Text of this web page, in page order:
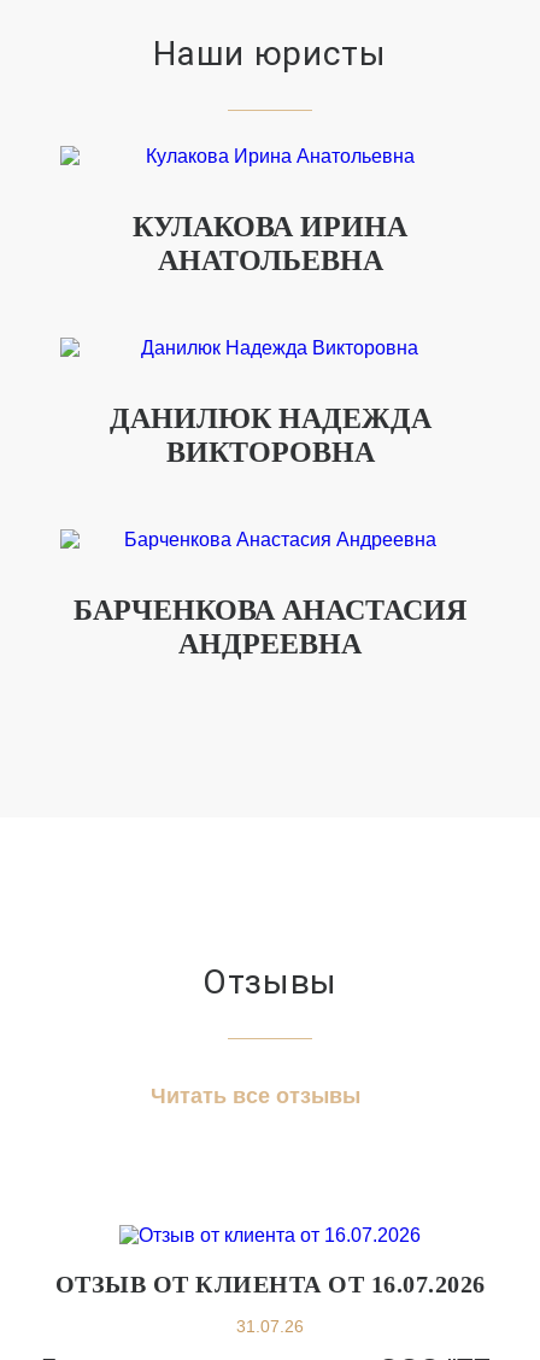
Наши юристы
КУЛАКОВА ИРИНА
АНАТОЛЬЕВНА
ДАНИЛЮК НАДЕЖДА
ВИКТОРОВНА
БАРЧЕНКОВА АНАСТАСИЯ
АНДРЕЕВНА
Отзывы
Читать все отзывы
ОТЗЫВ ОТ КЛИЕНТА ОТ 16.07.2026
31.07.26